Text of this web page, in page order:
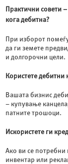
Практични совети
кога дебитна?
При изборот
да ги земете
и долгорочни цели.
Користете дебитни
Вашата бизнис
– купување
патните трошоци.
Искористете ги
Ако ви се
инвентар или